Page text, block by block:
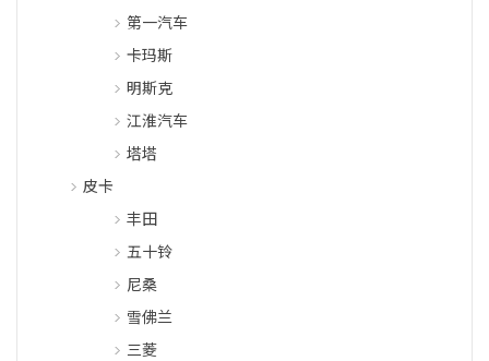
第一汽车
卡玛斯
明斯克
江淮汽车
塔塔
皮卡
丰田
五十铃
尼桑
雪佛兰
三菱